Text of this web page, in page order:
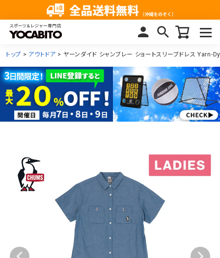
トップ アウトドア ヤーンダイド シャンブレー ショートスリーブドレス